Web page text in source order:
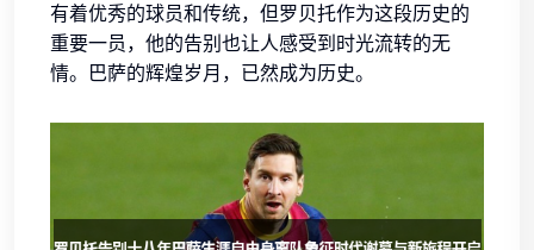
有着优秀的球员和传统，但罗贝托作为这段历史的
重要一员，他的告别也让人感受到时光流转的无
情。巴萨的辉煌岁月，已然成为历史。